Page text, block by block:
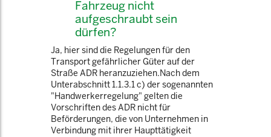
Fahrzeug nicht
aufgeschraubt sein
dürfen?
Ja, hier sind die Regelungen für den
Transport gefährlicher Güter auf der
Straße ADR heranzuziehen.Nach dem
Unterabschnitt 1.1.3.1 c) der sogenannten
"Handwerkerregelung" gelten die
Vorschriften des ADR nicht für
Beförderungen, die von Unternehmen in
Verbindung mit ihrer Haupttätigkeit